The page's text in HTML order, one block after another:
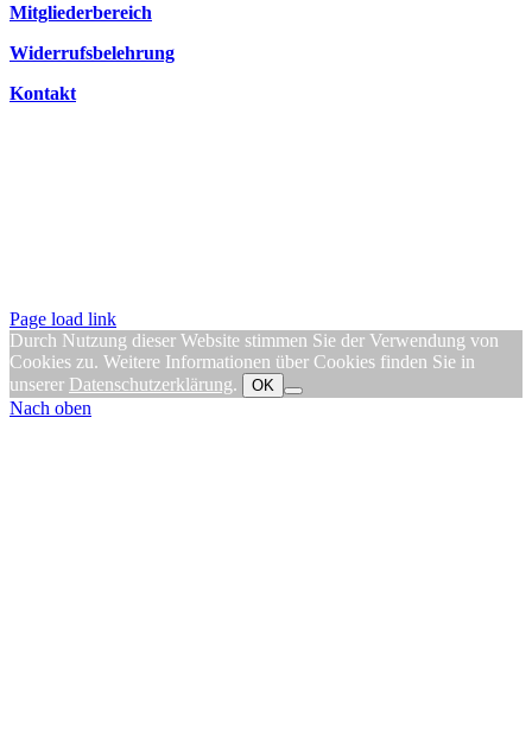
Mitgliederbereich
Widerrufsbelehrung
Kontakt
Page load link
Durch Nutzung dieser Website stimmen Sie der Verwendung von
Cookies zu. Weitere Informationen über Cookies finden Sie in
unserer Datenschutzerklärung. OK
Nach oben